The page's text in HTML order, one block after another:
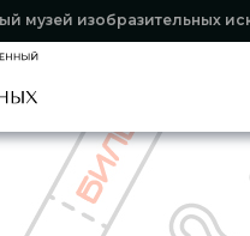
музей изобразительных